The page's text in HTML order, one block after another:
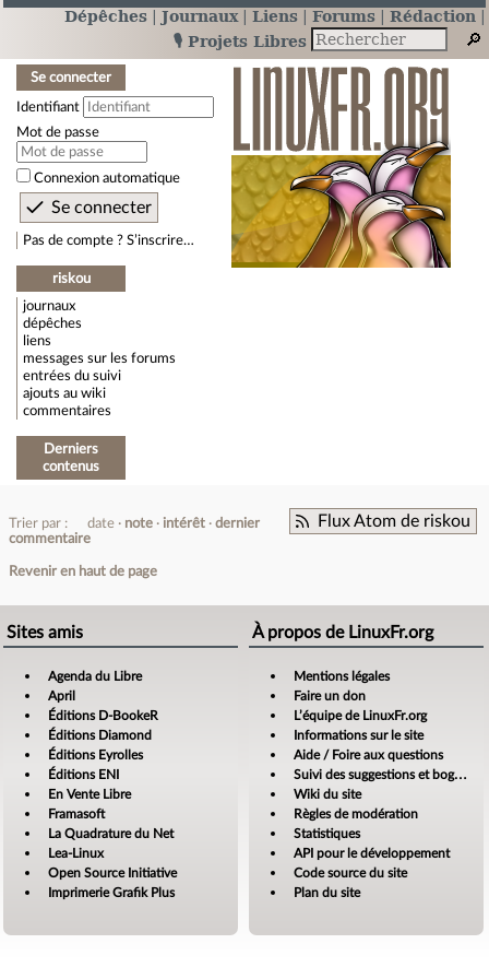
Dépêches Journaux Liens Forums
Rédaction
🎙️ Projets Libres
Se connecter
Identifiant
Mot de passe
Connexion automatique
Pas de compte ? S’inscrire…
riskou
journaux
dépêches
liens
messages sur les forums
entrées du suivi
ajouts au wiki
commentaires
Derniers
contenus
Flux Atom de riskou
Trier par : date note intérêt
dernier
commentaire
Revenir en haut de page
Sites amis
Agenda du Libre
April
Éditions D-BookeR
Éditions Diamond
Éditions Eyrolles
Éditions ENI
En Vente Libre
Framasoft
La Quadrature du Net
Lea-Linux
Open Source Initiative
Imprimerie Grafik Plus
À propos de LinuxFr.org
Mentions légales
Faire un don
L’équipe de LinuxFr.org
Informations sur le site
Aide / Foire aux questions
Suivi des suggestions et bogues
Wiki du site
Règles de modération
Statistiques
API pour le développement
Code source du site
Plan du site